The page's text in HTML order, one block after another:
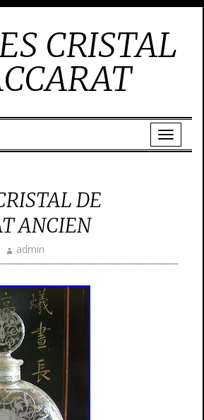
CRISTAL
DE
ANCIEN
admin